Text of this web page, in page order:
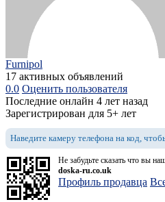
Furnipol
17 активных объявлений
0.0 Оценить пользователя
Последние онлайн 4 лет назад
Зарегистрирован для 5+ лет
Наведите камеру телефона на код,
Не забудьте сказать что вы
doska-ru.co.uk
Профиль продавца